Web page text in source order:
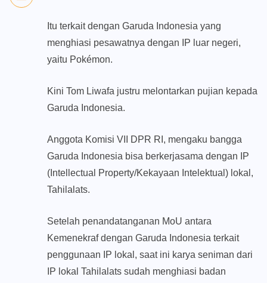
Itu terkait dengan Garuda Indonesia yang
menghiasi pesawatnya dengan IP luar negeri,
yaitu Pokémon.
Kini Tom Liwafa justru melontarkan pujian kepada
Garuda Indonesia.
Anggota Komisi VII DPR RI, mengaku bangga
Garuda Indonesia bisa berkerjasama dengan IP
(Intellectual Property/Kekayaan Intelektual) lokal,
Tahilalats.
Setelah penandatanganan MoU antara
Kemenekraf dengan Garuda Indonesia terkait
penggunaan IP lokal, saat ini karya seniman dari
IP lokal Tahilalats sudah menghiasi badan